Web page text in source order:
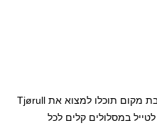
נהר Nidelva עובר ליד הקמפינג. בקרבת מקום תוכלו למצוא את Tjørull
במסלולים קלים לכל